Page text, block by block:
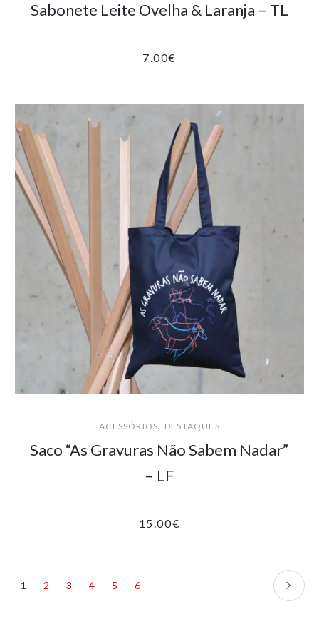
Sabonete Leite Ovelha & Laranja – TL
7.00€
ACESSÓRIOS, DESTAQUES
Saco “As Gravuras Não Sabem Nadar”
– LF
15.00€
1 2 3 4 5 6